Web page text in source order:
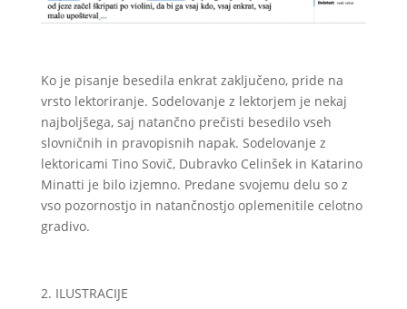
Ko je pisanje besedila enkrat zaključeno, pride na
vrsto lektoriranje. Sodelovanje z lektorjem je nekaj
najboljšega, saj natančno prečisti besedilo vseh
slovničnih in pravopisnih napak. Sodelovanje z
lektoricami Tino Sovič, Dubravko Celinšek in Katarino
Minatti je bilo izjemno. Predane svojemu delu so z
vso pozornostjo in natančnostjo oplemenitile celotno
gradivo.
2. ILUSTRACIJE